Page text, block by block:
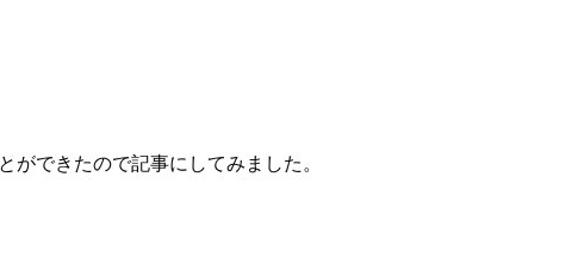
できたので記事にしてみました。